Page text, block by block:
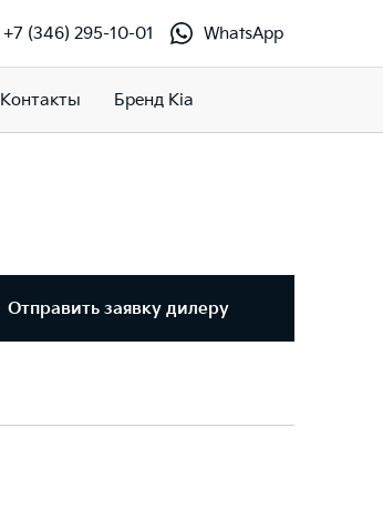
+7 (346) 295-10-01 WhatsApp
Контакты Бренд Kia
Отправить заявку дилеру